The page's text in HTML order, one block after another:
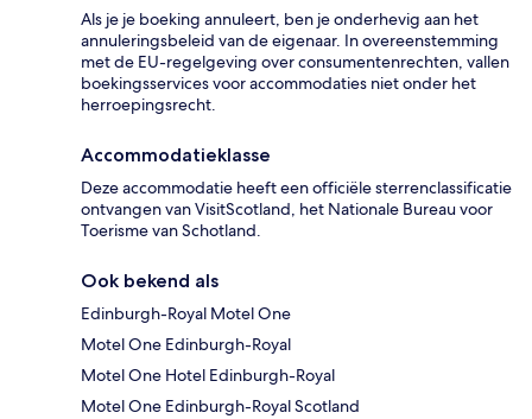
Als je je boeking annuleert, ben je onderhevig aan het
annuleringsbeleid van de eigenaar. In overeenstemming
met de EU-regelgeving over consumentenrechten, vallen
boekingsservices voor accommodaties niet onder het
herroepingsrecht.
Accommodatieklasse
Deze accommodatie heeft een officiële sterrenclassificatie
ontvangen van VisitScotland, het Nationale Bureau voor
Toerisme van Schotland.
Ook bekend als
Edinburgh-Royal Motel One
Motel One Edinburgh-Royal
Motel One Hotel Edinburgh-Royal
Motel One Edinburgh-Royal Scotland